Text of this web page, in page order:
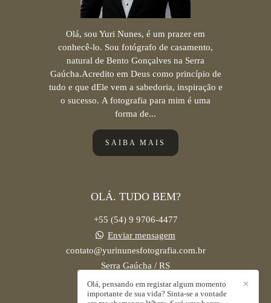
Olá, sou Yuri Nunes, é um prazer em
conhecê-lo. Sou fotógrafo de casamento,
natural de Bento Gonçalves na Serra
Gaúcha.Acredito em Deus como princípio de
tudo e que dEle vem a sabedoria, inspiração e
o sucesso. A fotografia para mim é uma
forma de...
SAIBA MAIS
OLÁ. TUDO BEM?
+55 (54) 9 9706-4477
Enviar mensagem
contato@yurinunesfotografia.com.br
Serra Gaúcha / RS
✕
Olá, pensando em registar algum momento
importante de sua vida? Sinta-se a vontade